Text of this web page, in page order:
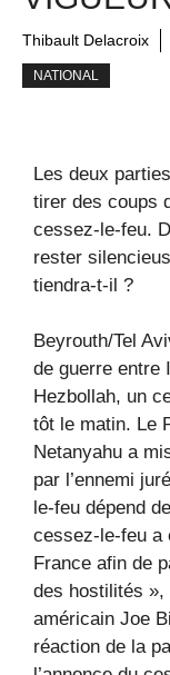
Thibault Delacroix
NATIONAL
Les deux
tirer des coups
cessez-le-feu.
rester
tiendra-t-il ?
Beyrouth/Tel
de guerre entre
Hezbollah, un
tôt le matin. Le
Netanyahu a
par l’ennemi
le-feu dépend
cessez-le-feu a
France afin de
des hostilités »,
américain Joe
réaction de la